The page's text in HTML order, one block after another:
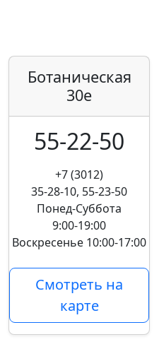
Ботаническая
30е
55-22-50
+7 (3012)
35-28-10, 55-23-50
Понед-Суббота
9:00-19:00
Воскресенье 10:00-17:00
Смотреть на
карте